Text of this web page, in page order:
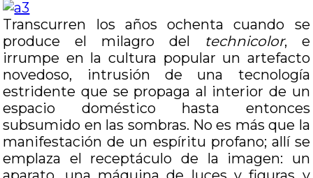
Transcurren los años ochenta cuando se
produce el milagro del technicolor, e
irrumpe en la cultura popular un artefacto
novedoso, intrusión de una tecnología
estridente que se propaga al interior de un
espacio doméstico hasta entonces
subsumido en las sombras. No es más que la
manifestación de un espíritu profano; allí se
emplaza el receptáculo de la imagen: un